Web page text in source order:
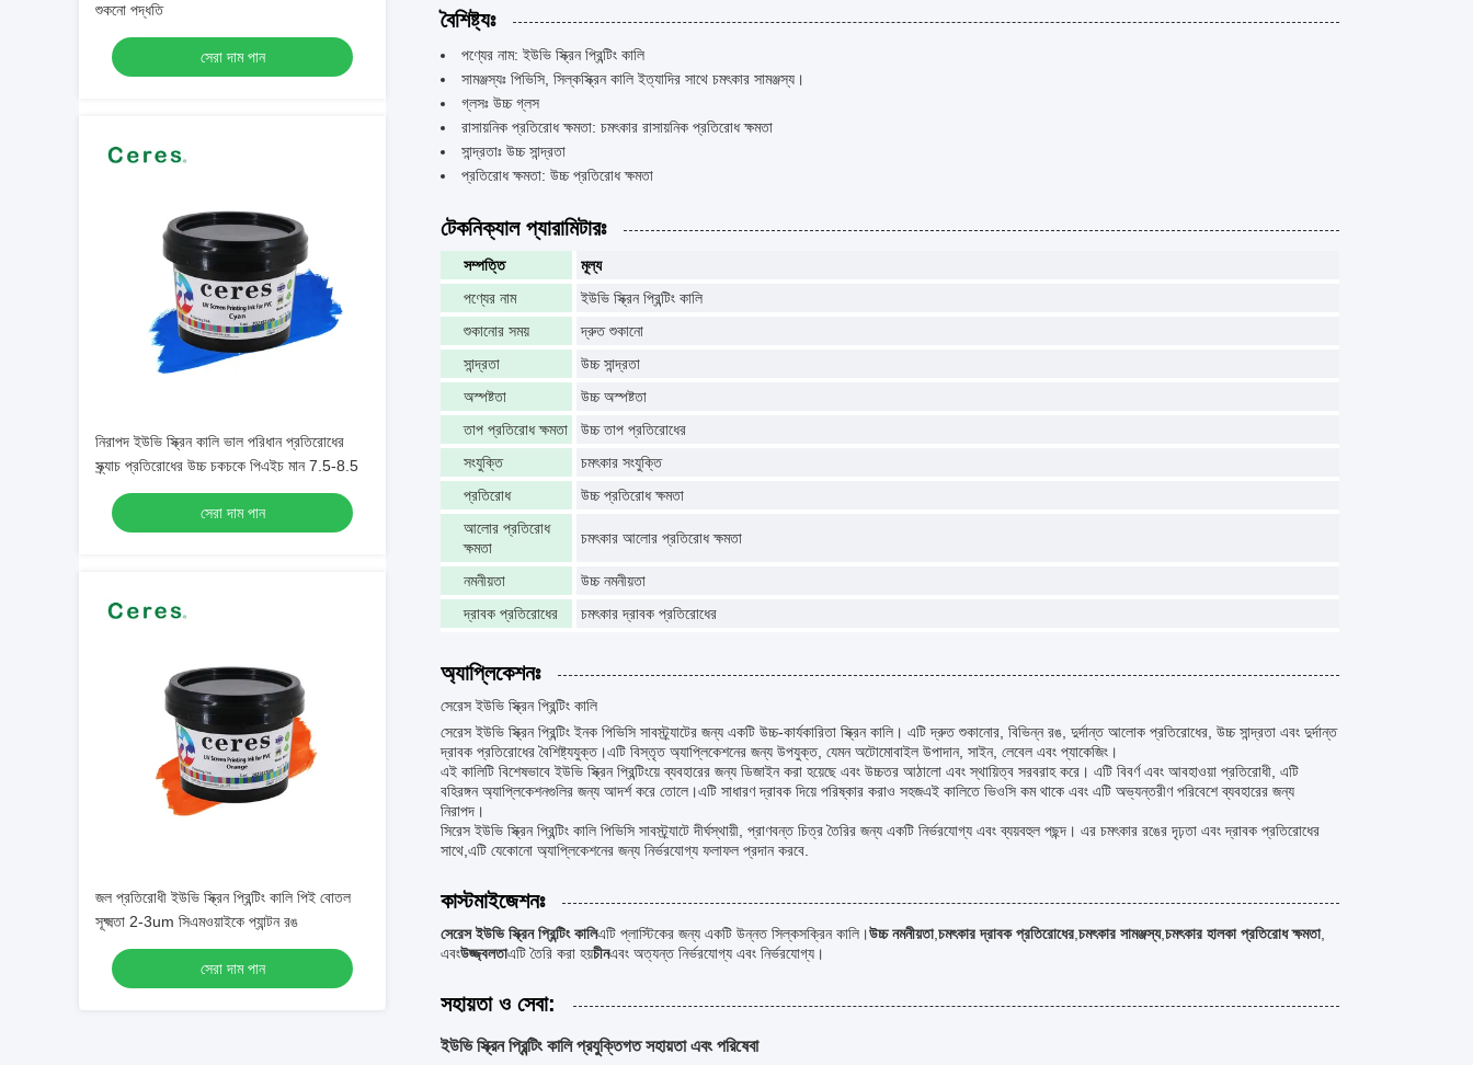
শুকনো পদ্ধতি
সেরা দাম পান
নিরাপদ ইউভি স্ক্রিন কালি ভাল পরিধান প্রতিরোধের
স্ক্র্যাচ প্রতিরোধের উচ্চ চকচকে পিএইচ মান 7.5-8.5
সেরা দাম পান
জল প্রতিরোধী ইউভি স্ক্রিন প্রিন্টিং কালি পিই বোতল
সূক্ষ্মতা 2-3um সিএমওয়াইকে প্যান্টন রঙ
সেরা দাম পান
বৈশিষ্ট্যঃ
পণ্যের নাম: ইউভি স্ক্রিন প্রিন্টিং কালি
সামঞ্জস্যঃ পিভিসি, সিল্কস্ক্রিন কালি ইত্যাদির সাথে চমৎকার সামঞ্জস্য।
গ্লসঃ উচ্চ গ্লস
রাসায়নিক প্রতিরোধ ক্ষমতা: চমৎকার রাসায়নিক প্রতিরোধ ক্ষমতা
সান্দ্রতাঃ উচ্চ সান্দ্রতা
প্রতিরোধ ক্ষমতা: উচ্চ প্রতিরোধ ক্ষমতা
টেকনিক্যাল প্যারামিটারঃ
সম্পত্তি
মূল্য
পণ্যের নাম
ইউভি স্ক্রিন প্রিন্টিং কালি
শুকানোর সময়
দ্রুত শুকানো
সান্দ্রতা
উচ্চ সান্দ্রতা
অস্পষ্টতা
উচ্চ অস্পষ্টতা
তাপ প্রতিরোধ ক্ষমতা
উচ্চ তাপ প্রতিরোধের
সংযুক্তি
চমৎকার সংযুক্তি
প্রতিরোধ
উচ্চ প্রতিরোধ ক্ষমতা
আলোর প্রতিরোধ
ক্ষমতা
চমৎকার আলোর প্রতিরোধ ক্ষমতা
নমনীয়তা
উচ্চ নমনীয়তা
দ্রাবক প্রতিরোধের
চমৎকার দ্রাবক প্রতিরোধের
অ্যাপ্লিকেশনঃ
সেরেস ইউভি স্ক্রিন প্রিন্টিং কালি
সেরেস ইউভি স্ক্রিন প্রিন্টিং ইনক পিভিসি সাবস্ট্র্যাটের জন্য একটি উচ্চ-কার্যকারিতা স্ক্রিন কালি। এটি দ্রুত শুকানোর, বিভিন্ন রঙ, দুর্দান্ত আলোক প্রতিরোধের, উচ্চ সান্দ্রতা এবং দুর্দান্ত
দ্রাবক প্রতিরোধের বৈশিষ্ট্যযুক্ত।এটি বিস্তৃত অ্যাপ্লিকেশনের জন্য উপযুক্ত, যেমন অটোমোবাইল উপাদান, সাইন, লেবেল এবং প্যাকেজিং।
এই কালিটি বিশেষভাবে ইউভি স্ক্রিন প্রিন্টিংয়ে ব্যবহারের জন্য ডিজাইন করা হয়েছে এবং উচ্চতর আঠালো এবং স্থায়িত্ব সরবরাহ করে। এটি বিবর্ণ এবং আবহাওয়া প্রতিরোধী, এটি
বহিরঙ্গন অ্যাপ্লিকেশনগুলির জন্য আদর্শ করে তোলে।এটি সাধারণ দ্রাবক দিয়ে পরিষ্কার করাও সহজএই কালিতে ভিওসি কম থাকে এবং এটি অভ্যন্তরীণ পরিবেশে ব্যবহারের জন্য
নিরাপদ।
সিরেস ইউভি স্ক্রিন প্রিন্টিং কালি পিভিসি সাবস্ট্র্যাটে দীর্ঘস্থায়ী, প্রাণবন্ত চিত্র তৈরির জন্য একটি নির্ভরযোগ্য এবং ব্যয়বহুল পছন্দ। এর চমৎকার রঙের দৃঢ়তা এবং দ্রাবক প্রতিরোধের
সাথে,এটি যেকোনো অ্যাপ্লিকেশনের জন্য নির্ভরযোগ্য ফলাফল প্রদান করবে.
কাস্টমাইজেশনঃ
সেরেস ইউভি স্ক্রিন প্রিন্টিং কালিএটি প্লাস্টিকের জন্য একটি উন্নত সিল্কসক্রিন কালি।উচ্চ নমনীয়তা,চমৎকার দ্রাবক প্রতিরোধের চমৎকার সামঞ্জস্য,চমৎকার হালকা প্রতিরোধ ক্ষমতা,
এবংউজ্জ্বলতাএটি তৈরি করা হয়চীনএবং অত্যন্ত নির্ভরযোগ্য এবং নির্ভরযোগ্য।
সহায়তা ও সেবা:
ইউভি স্ক্রিন প্রিন্টিং কালি প্রযুক্তিগত সহায়তা এবং পরিষেবা